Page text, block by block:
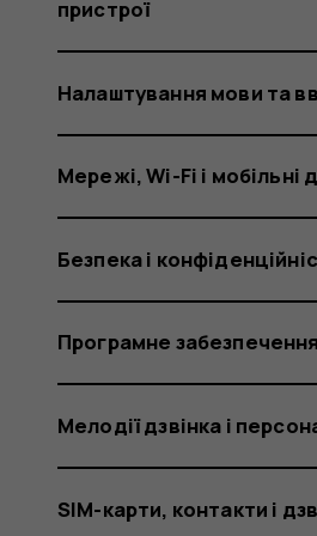
пристрої
Налаштування мови та
Мережі, Wi-Fi і мобільні
Безпека і
Програмне
Мелодії дзвінка і
SIM-карти, контакти і